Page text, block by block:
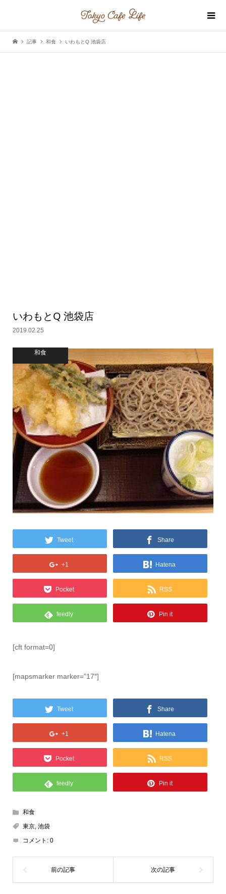
記事 和食 いわもとQ 池袋店
いわもとQ 池袋店
2019.02.25
和食
Tweet Share
+1 Hatena
Pocket RSS
feedly Pin it
[cft format=0]
[mapsmarker marker=”17″]
Tweet Share
+1 Hatena
Pocket RSS
feedly Pin it
和食
東京, 池袋
コメント: 0